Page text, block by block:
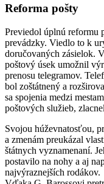
Reforma pošty
Previedol úplnú reformu
prevádzky. Viedlo to k
doručovaných zásielok.
poštový úsek umožnil
prenosu telegramov.
bol zoštátnený a
sa spojenia medzi
poštových služieb,
Svojou húževnatosťou,
a zmenám preukázal
štátnych vyznamenaní.
postavilo na nohy a aj
najvýraznejších rodákov.